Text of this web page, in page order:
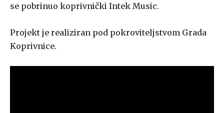
se pobrinuo koprivnički Intek Music.
Projekt je realiziran pod pokroviteljstvom Grada
Koprivnice.